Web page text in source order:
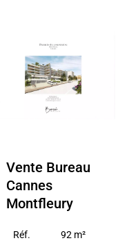
Vente Bureau
Cannes
Montfleury
Réf.
92 m²